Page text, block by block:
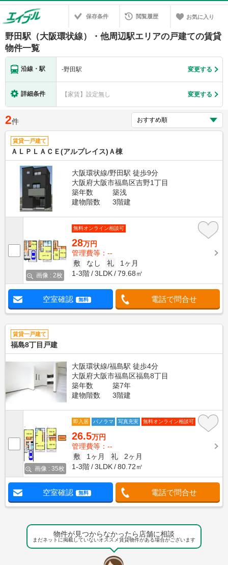
保存条件 閲覧履歴 お気に入り
野田駅（大阪環状線）・他周辺駅エリアの戸建ての賃貸
物件一覧
沿線・駅 -野田駅 変更する
詳細条件 【家賃】設定無し 変更する
2件
賃貸一戸建て
ＡＬＰＬＡＣＥ(アルプレイス)Ａ棟
大阪環状線/野田駅 徒歩9分
大阪府大阪市福島区吉野1丁目
築年数
築浅
建物階数
3階建
画像 : 2枚
無料オンライン相談可
28万円
管理費等：--
敷
なし 礼
1ヶ月
1-3階
3LDK 79.68㎡
空室確認 無料 電話で問合せ
賃貸一戸建て
福島8丁目戸建
大阪環状線/福島駅 徒歩4分
大阪府大阪市福島区福島8丁目
築年数
築7年
建物階数
3階建
画像 : 35枚
即入居 パノラマ 写真充実 無料オンライン相談可
26.5万円
管理費等：--
敷
1ヶ月 礼
2ヶ月
1-3階
3LDK 80.72㎡
空室確認 無料 電話で問合せ
物件が見つからなかったら店舗に相談
まだネットに掲載していないオススメ賃貸物件がある場合がございます